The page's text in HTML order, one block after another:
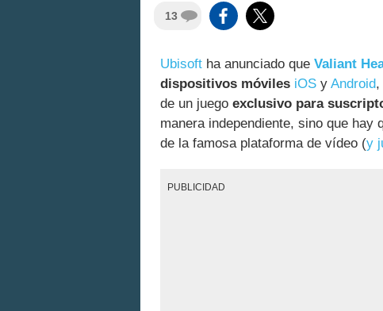
13
Ubisoft ha anunciado que Valiant
dispositivos móviles iOS y Android,
de un juego exclusivo para
manera independiente, sino que hay
de la famosa plataforma de vídeo (y
PUBLICIDAD